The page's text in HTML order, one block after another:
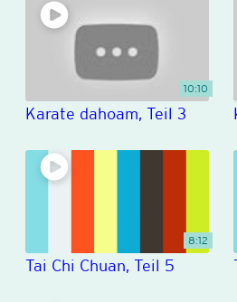
10:10
Karate dahoam, Teil 3
8:12
Tai Chi Chuan, Teil 5